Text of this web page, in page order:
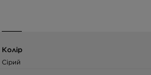
Колір
Сірий